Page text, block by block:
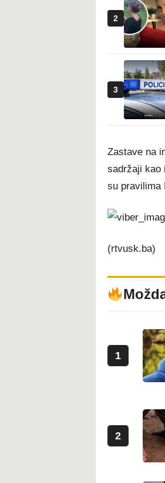
2
3
Zastave na
sadržaji kao
su
(rtvusk.ba)
1
2